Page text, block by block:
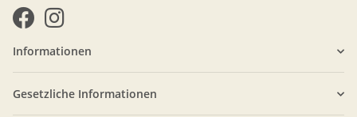
Informationen
Gesetzliche Informationen